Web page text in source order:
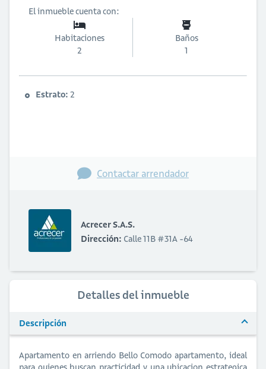
El inmueble cuenta con:
Habitaciones
2
Baños
1
Estrato: 2
Contactar arrendador
Acrecer S.A.S.
Dirección: Calle 11B #31A -64
Detalles del inmueble
Descripción
Apartamento en arriendo Bello Comodo apartamento, ideal